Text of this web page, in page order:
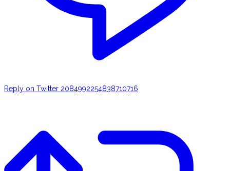
Reply on Twitter 2084992254838710716